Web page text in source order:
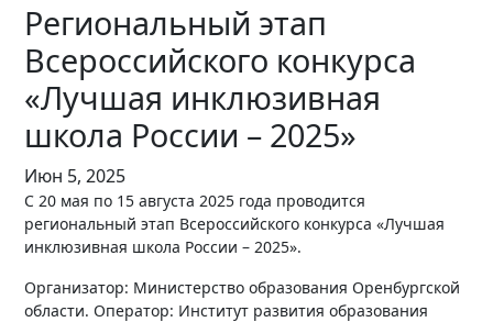
Региональный этап
Всероссийского конкурса
«Лучшая инклюзивная
школа России – 2025»
Июн 5, 2025
С 20 мая по 15 августа 2025 года проводится
региональный этап Всероссийского конкурса «Лучшая
инклюзивная школа России – 2025».
Организатор: Министерство образования Оренбургской
области. Оператор: Институт развития образования